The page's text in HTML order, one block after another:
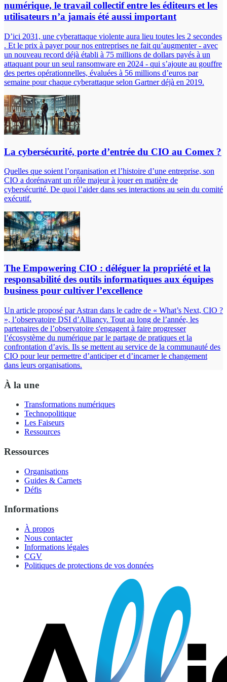
numérique, le travail collectif entre les éditeurs et les
utilisateurs n’a jamais été aussi important
D’ici 2031, une cyberattaque violente aura lieu toutes les 2 secondes
. Et le prix à payer pour nos entreprises ne fait qu’augmenter - avec
un nouveau record déjà établi à 75 millions de dollars payés à un
attaquant pour un seul ransomware en 2024 - qui s’ajoute au gouffre
des pertes opérationnelles, évaluées à 56 millions d’euros par
semaine pour chaque cyberattaque selon Gartner déjà en 2019.
La cybersécurité, porte d’entrée du CIO au Comex ?
Quelles que soient l’organisation et l’histoire d’une entreprise, son
CIO a dorénavant un rôle majeur à jouer en matière de
cybersécurité. De quoi l’aider dans ses interactions au sein du comité
exécutif.
The Empowering CIO : déléguer la propriété et la
responsabilité des outils informatiques aux équipes
business pour cultiver l’excellence
Un article proposé par Astran dans le cadre de « What’s Next, CIO ?
», l’observatoire DSI d’Alliancy. Tout au long de l’année, les
partenaires de l’observatoire s'engagent à faire progresser
l’écosystème du numérique par le partage de pratiques et la
confrontation d’avis. Ils se mettent au service de la communauté des
CIO pour leur permettre d’anticiper et d’incarner le changement
dans leurs organisations.
À la une
Transformations numériques
Technopolitique
Les Faiseurs
Ressources
Ressources
Organisations
Guides & Carnets
Défis
Informations
À propos
Nous contacter
Informations légales
CGV
Politiques de protections de vos données